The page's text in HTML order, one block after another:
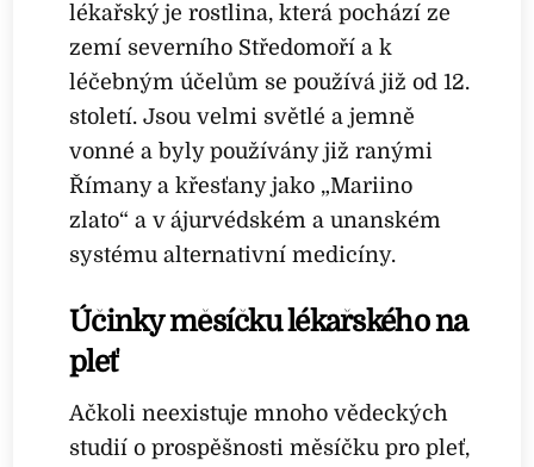
lékařský je rostlina, která pochází ze
zemí severního Středomoří a k
léčebným účelům se používá již od 12.
století. Jsou velmi světlé a jemně
vonné a byly používány již ranými
Římany a křesťany jako „Mariino
zlato“ a v ájurvédském a unanském
systému alternativní medicíny.
Účinky měsíčku lékařského na
pleť
Ačkoli neexistuje mnoho vědeckých
studií o prospěšnosti měsíčku pro pleť,